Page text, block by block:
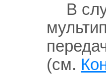
В
(см.